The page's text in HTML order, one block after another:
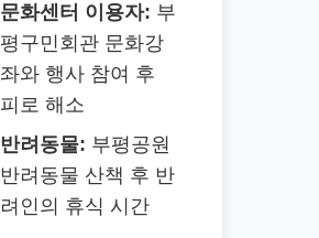
문화센터 이용자: 부
평구민회관 문화강
좌와 행사 참여 후
피로 해소
반려동물: 부평공원
반려동물 산책 후 반
려인의 휴식 시간